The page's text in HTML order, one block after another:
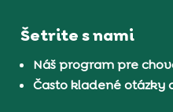
Šetrite s nami
Náš program pre
Často kladené otázky